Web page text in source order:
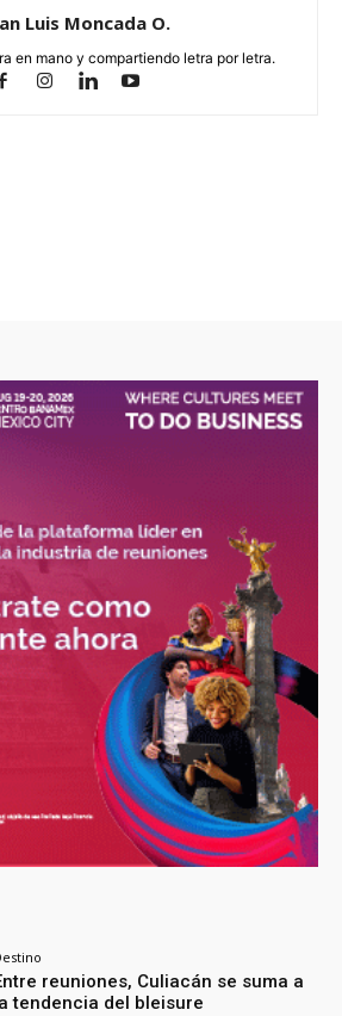
Luis Moncada O.
en mano y compartiendo letra por letra.
reuniones, Culiacán se suma a
la tendencia del bleisure